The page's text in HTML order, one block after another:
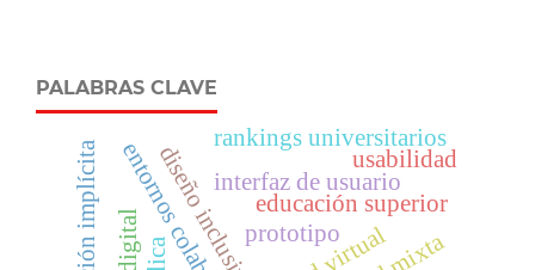
PALABRAS CLAVE
educación superior
diseño inclusivointerfaz de usuario
usabilidad
prototipo
rankings universitarios